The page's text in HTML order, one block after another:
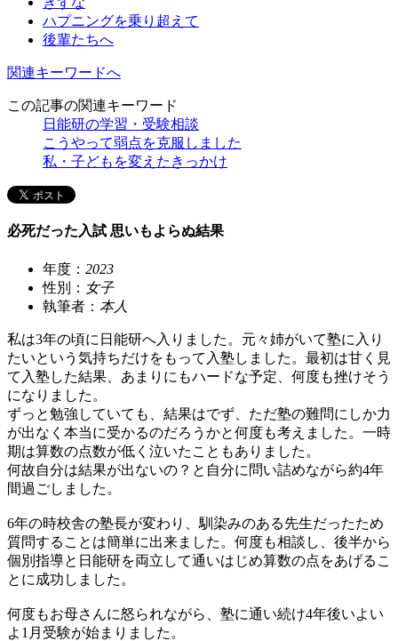
ハプニングを乗り超えて
後輩たちへ
関連キーワードへ
この記事の関連キーワード
日能研の学習・受験相談
こうやって弱点を克服しました
私・子どもを変えたきっかけ
必死だった入試 思いもよらぬ結果
年度： 2023
性別： 女子
執筆者： 本人
私は3年の頃に日能研へ入りました。元々姉がいて塾に入り
たいという気持ちだけをもって入塾しました。最初は甘く見
て入塾した結果、あまりにもハードな予定、何度も挫けそう
になりました。
ずっと勉強していても、結果はでず、ただ塾の難問にしか力
が出なく本当に受かるのだろうかと何度も考えました。一時
期は算数の点数が低く泣いたこともありました。
何故自分は結果が出ないの？と自分に問い詰めながら約4年
間過ごしました。
6年の時校舎の塾長が変わり、馴染みのある先生だったため
質問することは簡単に出来ました。何度も相談し、後半から
個別指導と日能研を両立して通いはじめ算数の点をあげるこ
とに成功しました。
何度もお母さんに怒られながら、塾に通い続け4年後いよい
よ1月受験が始まりました。